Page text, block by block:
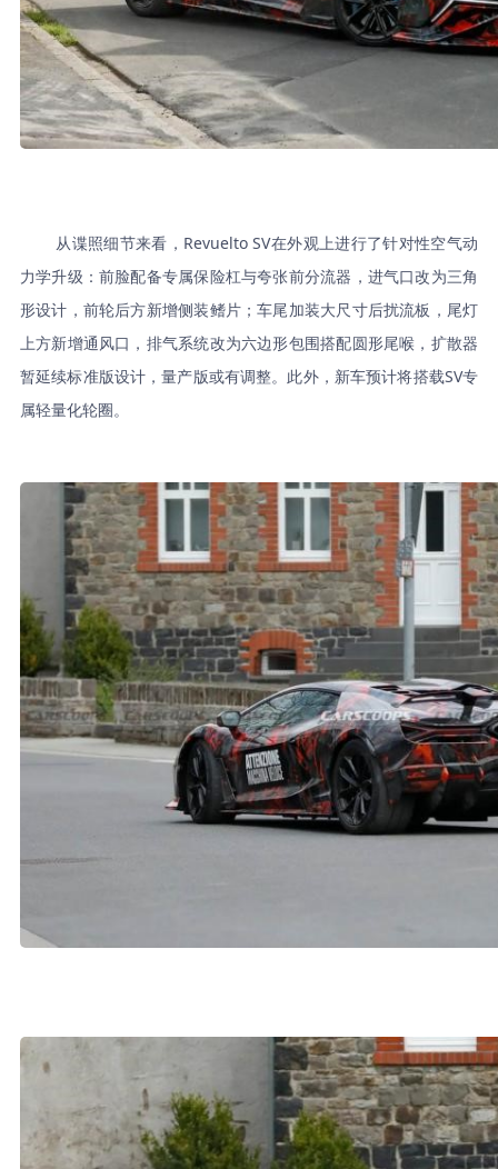
从谍照细节来看，Revuelto SV在外观上进行了针对性空气动
力学升级：前脸配备专属保险杠与夸张前分流器，进气口改为三角
形设计，前轮后方新增侧装鳍片；车尾加装大尺寸后扰流板，尾灯
上方新增通风口，排气系统改为六边形包围搭配圆形尾喉，扩散器
暂延续标准版设计，量产版或有调整。此外，新车预计将搭载SV专
属轻量化轮圈。